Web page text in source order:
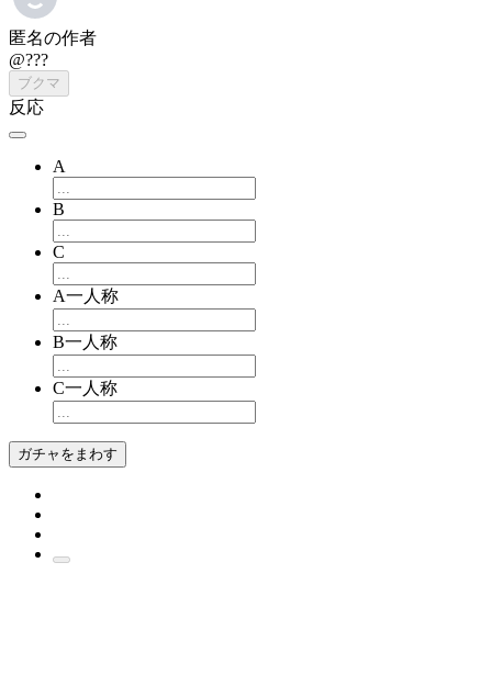
匿名の作者
@???
ブクマ
反応
A
B
C
A一人称
B一人称
C一人称
ガチャをまわす